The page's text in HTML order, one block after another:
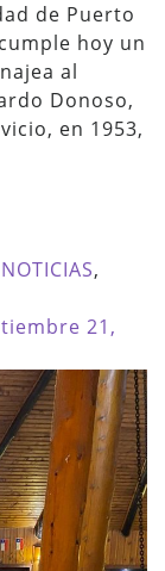
de Puerto
hoy un
al
Donoso,
en 1953,
,
21,